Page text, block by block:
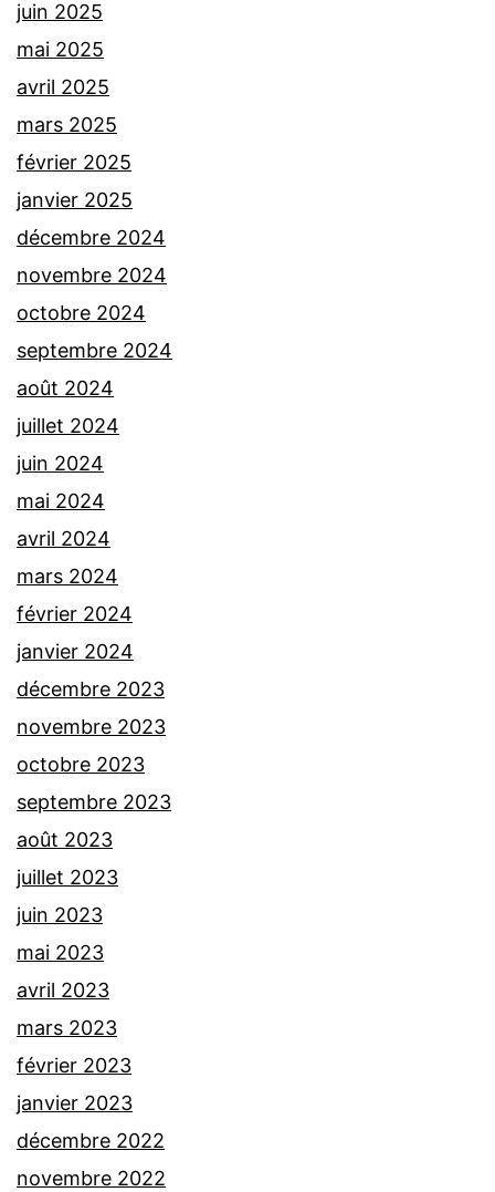
juin 2025
mai 2025
avril 2025
mars 2025
février 2025
janvier 2025
décembre 2024
novembre 2024
octobre 2024
septembre 2024
août 2024
juillet 2024
juin 2024
mai 2024
avril 2024
mars 2024
février 2024
janvier 2024
décembre 2023
novembre 2023
octobre 2023
septembre 2023
août 2023
juillet 2023
juin 2023
mai 2023
avril 2023
mars 2023
février 2023
janvier 2023
décembre 2022
novembre 2022